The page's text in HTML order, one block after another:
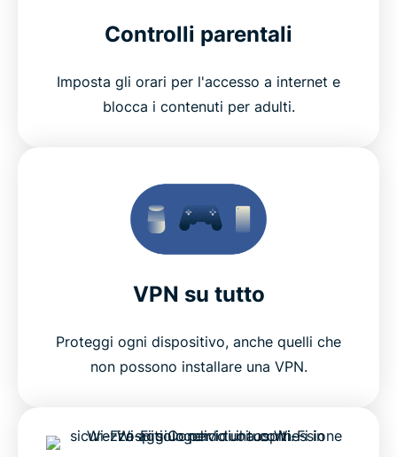
Controlli parentali
Imposta gli orari per l'accesso a internet e
blocca i contenuti per adulti.
VPN su tutto
Proteggi ogni dispositivo, anche quelli che
non possono installare una VPN.